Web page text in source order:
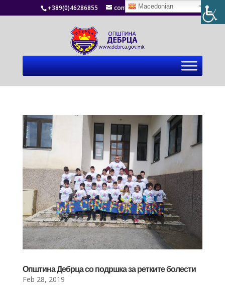
+389(0)46286855 contact@debrca.gov.mk
Општина Дебрца со подршка за ретките болести
Feb 28, 2019
Macedonian